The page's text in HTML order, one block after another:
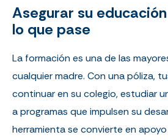
Asegurar su
lo que pase
La formación es una de las
cualquier madre. Con una póliza,
continuar en su colegio, estudiar
a programas que impulsen su
herramienta se convierte en